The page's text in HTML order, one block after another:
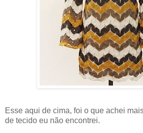
Esse aqui de cima, foi o que achei
de tecido eu não encontrei.